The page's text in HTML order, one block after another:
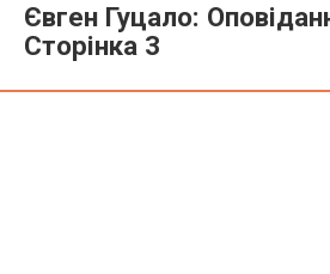
Євген Гуцало:
Сторінка 3